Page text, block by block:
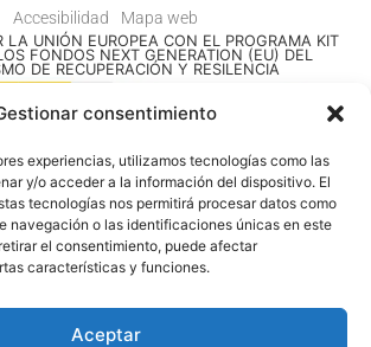
consentimiento
experiencias, utilizamos tecnologías como las
y/o acceder a la información del dispositivo. El
tecnologías nos permitirá procesar datos como
navegación o las identificaciones únicas en este
el consentimiento, puede afectar
características y funciones.
Aceptar
Accesibilidad
Mapa web
LA UNIÓN EUROPEA CON EL PROGRAMA KIT
FONDOS NEXT GENERATION (EU) DEL
DE RECUPERACIÓN Y RESILENCIA
de Empresas – Todos los derechos reservados.